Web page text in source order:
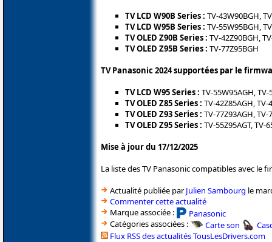
TV LCD W90B Series : TV-43W90BGH,
TV LCD W95B Series : TV-55W95BGH,
TV OLED Z90B Series : TV-42Z90BGH,
TV OLED Z95B Series : TV-77Z95BGH
TV Panasonic 2024 supportées par le
TV LCD W95 Series : TV-55W95AGH, TV-
TV OLED Z85 Series : TV-42Z85AGH, TV-
TV OLED Z93 Series : TV-77Z93AGH, TV-
TV OLED Z95 Series : TV-55Z95AGT, TV-
Mise à jour du 17/12/2025
La liste des TV Panasonic compatibles avec le
Actualité publiée parJulien Sambourg le
Commenter cette actualité
Marque associée :
Panasonic
Catégories associées :
Carte son
Flux RSS des actualités TousLesDrivers.com